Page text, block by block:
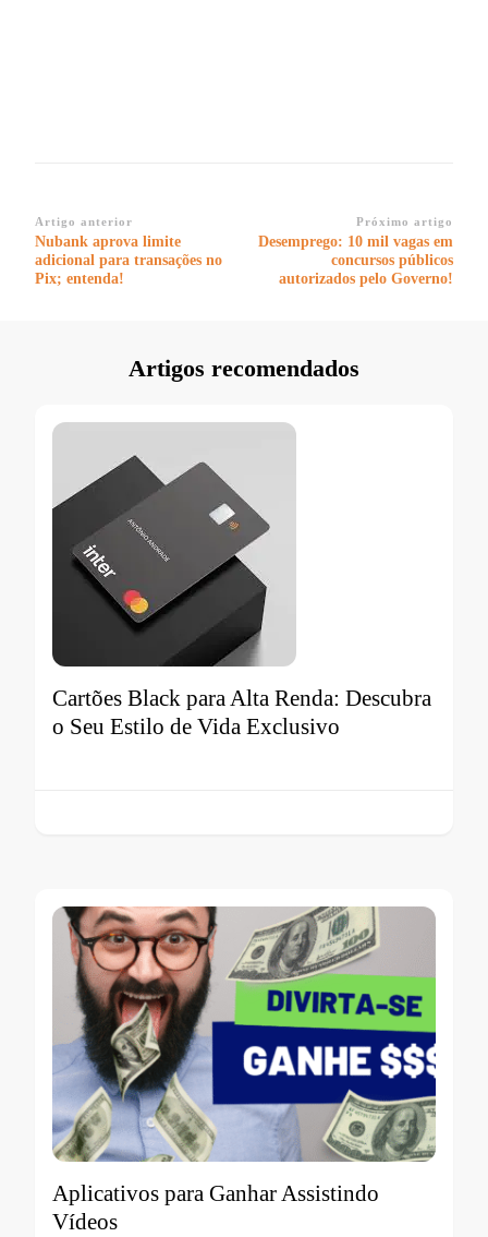
Navegação
de
post
Artigo anterior
Nubank aprova limite
adicional para transações no
Pix; entenda!
Próximo artigo
Desemprego: 10 mil vagas em
concursos públicos
autorizados pelo Governo!
Artigos recomendados
Cartões Black para Alta Renda: Descubra
o Seu Estilo de Vida Exclusivo
Aplicativos para Ganhar Assistindo
Vídeos